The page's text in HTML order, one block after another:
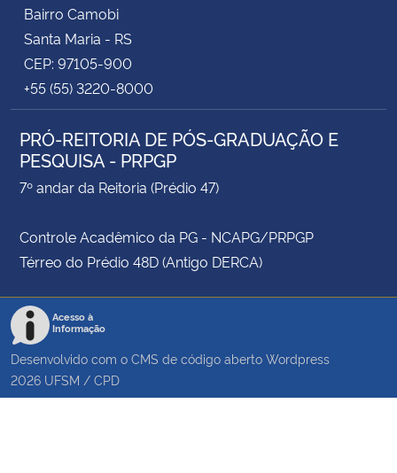
Bairro Camobi
Santa Maria - RS
CEP: 97105-900
+55 (55) 3220-8000
PRÓ-REITORIA DE PÓS-GRADUAÇÃO E
PESQUISA - PRPGP
7º andar da Reitoria (Prédio 47)
Controle Acadêmico da PG - NCAPG/PRPGP
Térreo do Prédio 48D (Antigo DERCA)
Acesso à
Informação
Desenvolvido com o CMS de código aberto Wordpress
2026 UFSM / CPD